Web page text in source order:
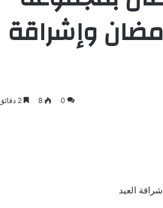
وإشراقة
0
8 2 دقائق
العيد